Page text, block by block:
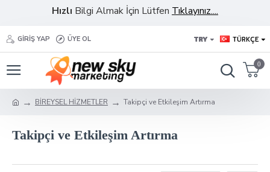
Hızlı Bilgi Almak İçin Lütfen Tıklayınız....
GIRIŞ YAP ÜYE OL TRY TÜRKÇE
0
BİREYSEL HİZMETLER Takipçi ve Etkileşim Artırma
Takipçi ve Etkileşim Artırma